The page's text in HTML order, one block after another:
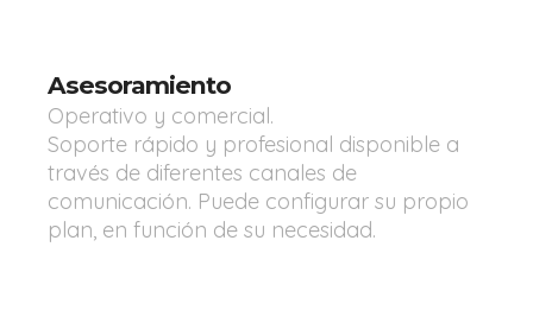
Asesoramiento
Operativo y comercial.
Soporte rápido y profesional disponible a
través de diferentes canales de
comunicación. Puede configurar su propio
plan, en función de su necesidad.